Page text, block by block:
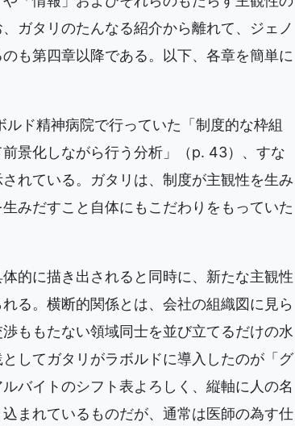
ガタリのたんなる紹介から離れて、ジェノ
も第四章以降である。以下、各章を簡単に
ド精神病院で行っていた「制度的な枠組
景化しながら行う分析」（p. 43）、すな
れている。ガタリは、制度が主観性を生み
みだすこと自体にもこだわりをもっていた
的に描き出されると同時に、新たな主観性
る。横断的関係とは、会社の組織図に見ら
ももたない領域同士を並び立てるだけの水
してガタリがラボルドに導入したのが「グ
バイトのシフト表よろしく、縦軸に人の名
まれているものだが、通常は医師の為す仕